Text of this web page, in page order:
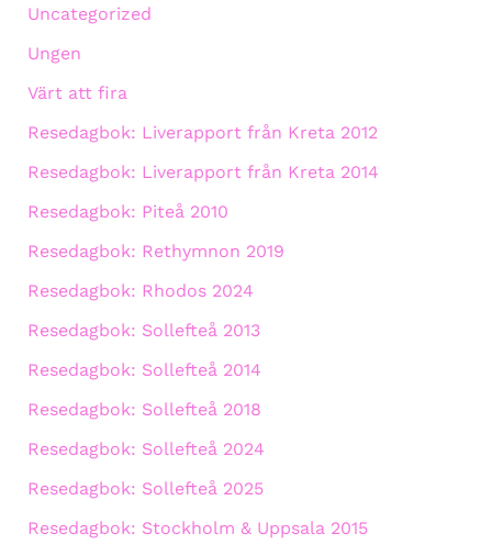
Uncategorized
Ungen
Värt att fira
Resedagbok: Liverapport från Kreta 2012
Resedagbok: Liverapport från Kreta 2014
Resedagbok: Piteå 2010
Resedagbok: Rethymnon 2019
Resedagbok: Rhodos 2024
Resedagbok: Sollefteå 2013
Resedagbok: Sollefteå 2014
Resedagbok: Sollefteå 2018
Resedagbok: Sollefteå 2024
Resedagbok: Sollefteå 2025
Resedagbok: Stockholm & Uppsala 2015